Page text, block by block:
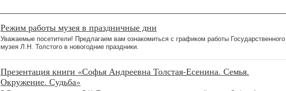
Режим работы музея в праздничные дни
Уважаемые посетители! Предлагаем вам ознакомиться с графиком работы Государственного
музея Л.Н. Толстого в новогодние праздники.
Презентация книги «Софья Андреевна Толстая-Есенина. Семья.
Окружение. Судьба»